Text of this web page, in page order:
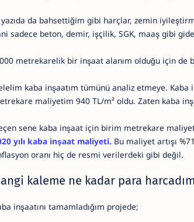
da bahsettiğim gibi harçlar, zemin
sadece beton, demir, işçilik, SGK, maaş gibi
metrekarelik bir inşaat alanım olduğu için
kaba inşaatım tümünü analiz etmeye. Kaba
maliyetim 940 TL/m² oldu. Zaten kaba
sene kaba inşaat için birim metrekare
yılı kaba inşaat maliyeti. Bu maliyet artışı
oranı hiç de resmi verilerdeki gibi değil.
kaleme ne kadar para
inşaatını tamamladığım projede;